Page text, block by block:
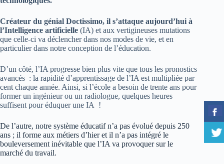
Créateur du génial Doctissimo, il s’attaque aujourd’hui à
l’Intelligence artificielle (IA) et aux vertigineuses mutations
que celle-ci va déclencher dans nos modes de vie, et en
particulier dans notre conception de l’éducation.
D’un côté, l’IA progresse bien plus vite que tous les pronostics
avancés : la rapidité d’apprentissage de l’IA est multipliée par
cent chaque année. Ainsi, si l’école a besoin de trente ans pour
former un ingénieur ou un radiologue, quelques heures
suffisent pour éduquer une IA !
De l’autre, notre système éducatif n’a pas évolué depuis 250
ans ; il forme aux métiers d’hier et il n’a pas intégré le
bouleversement inévitable que l’IA va provoquer sur le
marché du travail.